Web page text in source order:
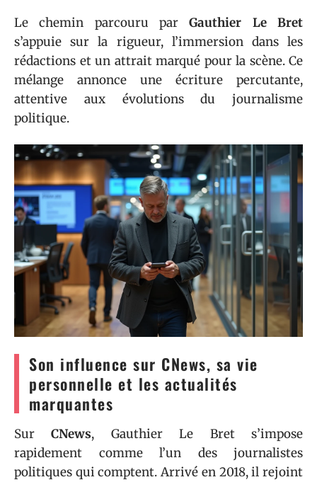
Le chemin parcouru parGauthier Le Bret
s’appuie sur la rigueur, l’immersion dans les
rédactions et un attrait marqué pour la scène. Ce
mélange annonce une écriture percutante,
attentive aux évolutions du journalisme
politique.
Son influence sur CNews, sa vie
personnelle et les actualités
marquantes
SurCNews, Gauthier Le Bret s’impose
rapidement comme l’un des journalistes
politiques qui comptent. Arrivé en 2018, il rejoint